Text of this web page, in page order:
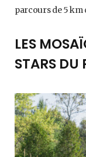
parcours de 5
LES
STARS DU